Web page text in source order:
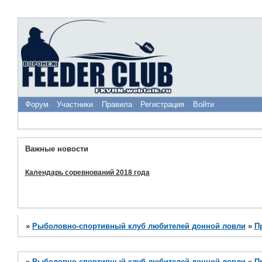
Форум Участники Правила Регистрация Войти
Важные новости
Календарь соревнований 2018 года
» Рыболовно-спортивный клуб любителей донной ловли »